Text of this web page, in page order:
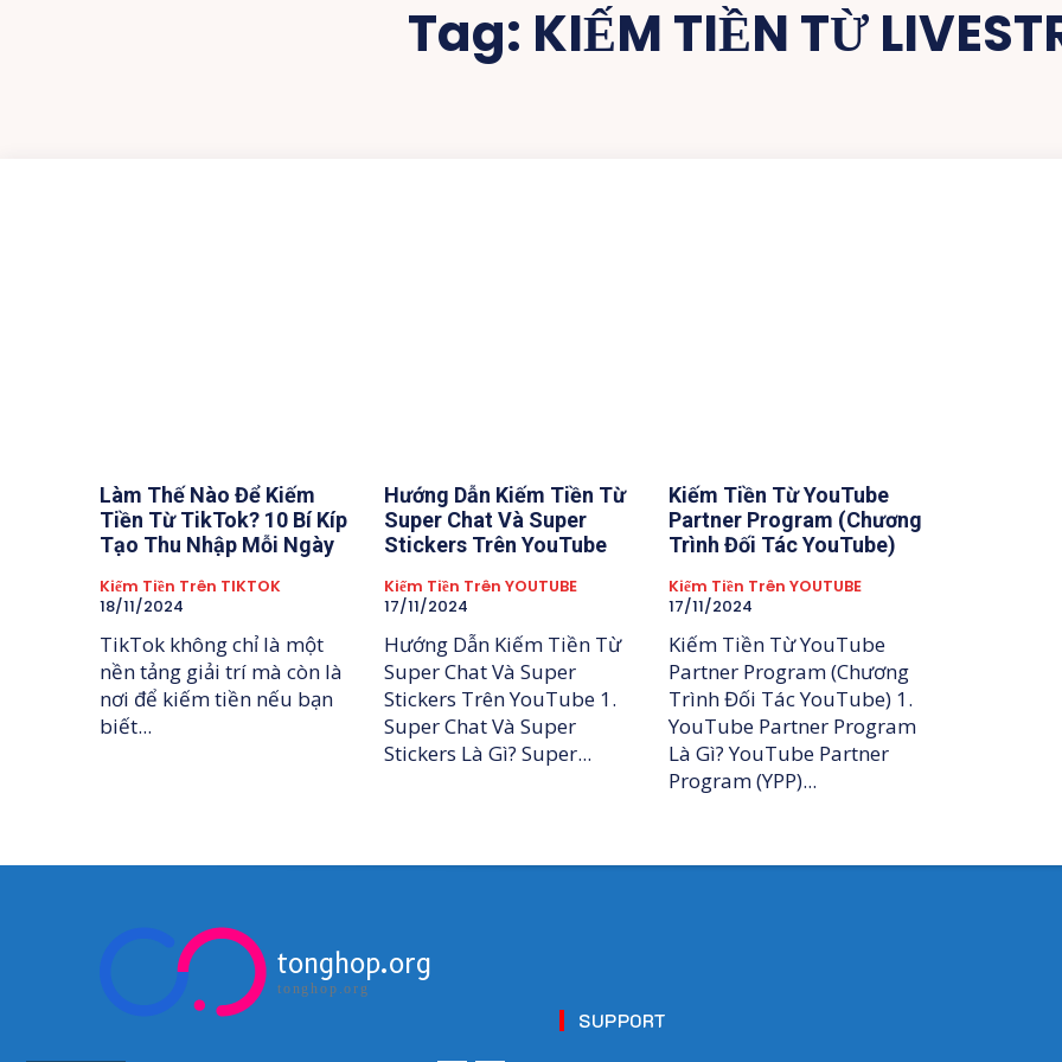
Tag: KIẾM TIỀN TỪ
Làm Thế Nào Để Kiếm
Tiền Từ TikTok? 10 Bí Kíp
Tạo Thu Nhập Mỗi Ngày
Kiếm Tiền Trên TIKTOK
18/11/2024
TikTok không chỉ là một
nền tảng giải trí mà còn là
nơi để kiếm tiền nếu bạn
biết...
Hướng Dẫn Kiếm Tiền Từ
Super Chat Và Super
Stickers Trên YouTube
Kiếm Tiền Trên YOUTUBE
17/11/2024
Hướng Dẫn Kiếm Tiền Từ
Super Chat Và Super
Stickers Trên YouTube 1.
Super Chat Và Super
Stickers Là Gì? Super...
Kiếm Tiền Từ YouTube
Partner Program (Chương
Trình Đối Tác YouTube)
Kiếm Tiền Trên YOUTUBE
17/11/2024
Kiếm Tiền Từ YouTube
Partner Program (Chương
Trình Đối Tác YouTube) 1.
YouTube Partner Program
Là Gì? YouTube Partner
Program (YPP)...
tonghop.org
tonghop.org
SUPPORT